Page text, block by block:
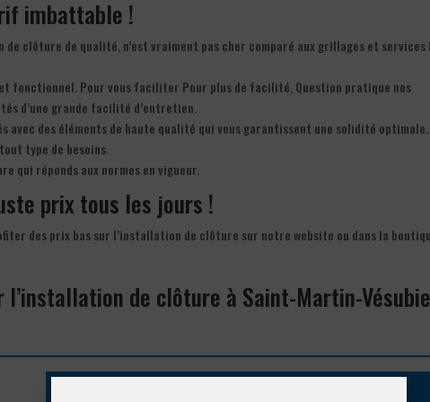
imbattable !
de clôture de qualité, n’est vraiment pas cher comparé aux grillages et services
fonctionnel. Pour vous faciliter Pour plus de facilité, Question pratique nos
d’une grande facilité d’entretien.
avec des éléments de haute qualité qui vous garantissent une solidité
type de besoins.
qui réponds aux normes en vigueur.
prix tous les jours !
des prix bas sur l’installation de clôture sur notre website ou dans la
l’installation de clôture à Saint-Martin-Vésubie